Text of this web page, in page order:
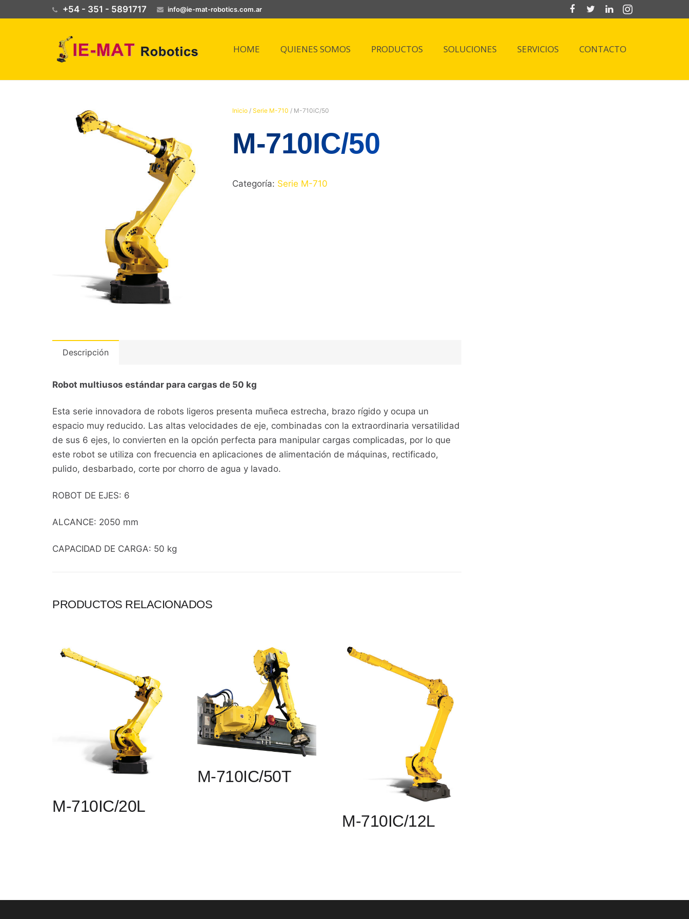
+54 - 351 - 5891717 info@ie-mat-robotics.com.ar
HOME QUIENES SOMOS PRODUCTOS SOLUCIONES SERVICIOS CONTACTO
Inicio /Serie M-710 / M-710iC/50
M-710IC/50
Categoría: Serie M-710
Descripción
Robot multiusos estándar para cargas de 50 kg
Esta serie innovadora de robots ligeros presenta muñeca estrecha, brazo rígido y ocupa un
espacio muy reducido. Las altas velocidades de eje, combinadas con la extraordinaria versatilidad
de sus 6 ejes, lo convierten en la opción perfecta para manipular cargas complicadas, por lo que
este robot se utiliza con frecuencia en aplicaciones de alimentación de máquinas, rectificado,
pulido, desbarbado, corte por chorro de agua y lavado.
ROBOT DE EJES: 6
ALCANCE: 2050 mm
CAPACIDAD DE CARGA: 50 kg
PRODUCTOS RELACIONADOS
M-710IC/20L
M-710IC/50T
M-710IC/12L